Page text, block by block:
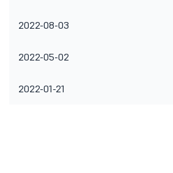
2022-08-03
2022-05-02
2022-01-21